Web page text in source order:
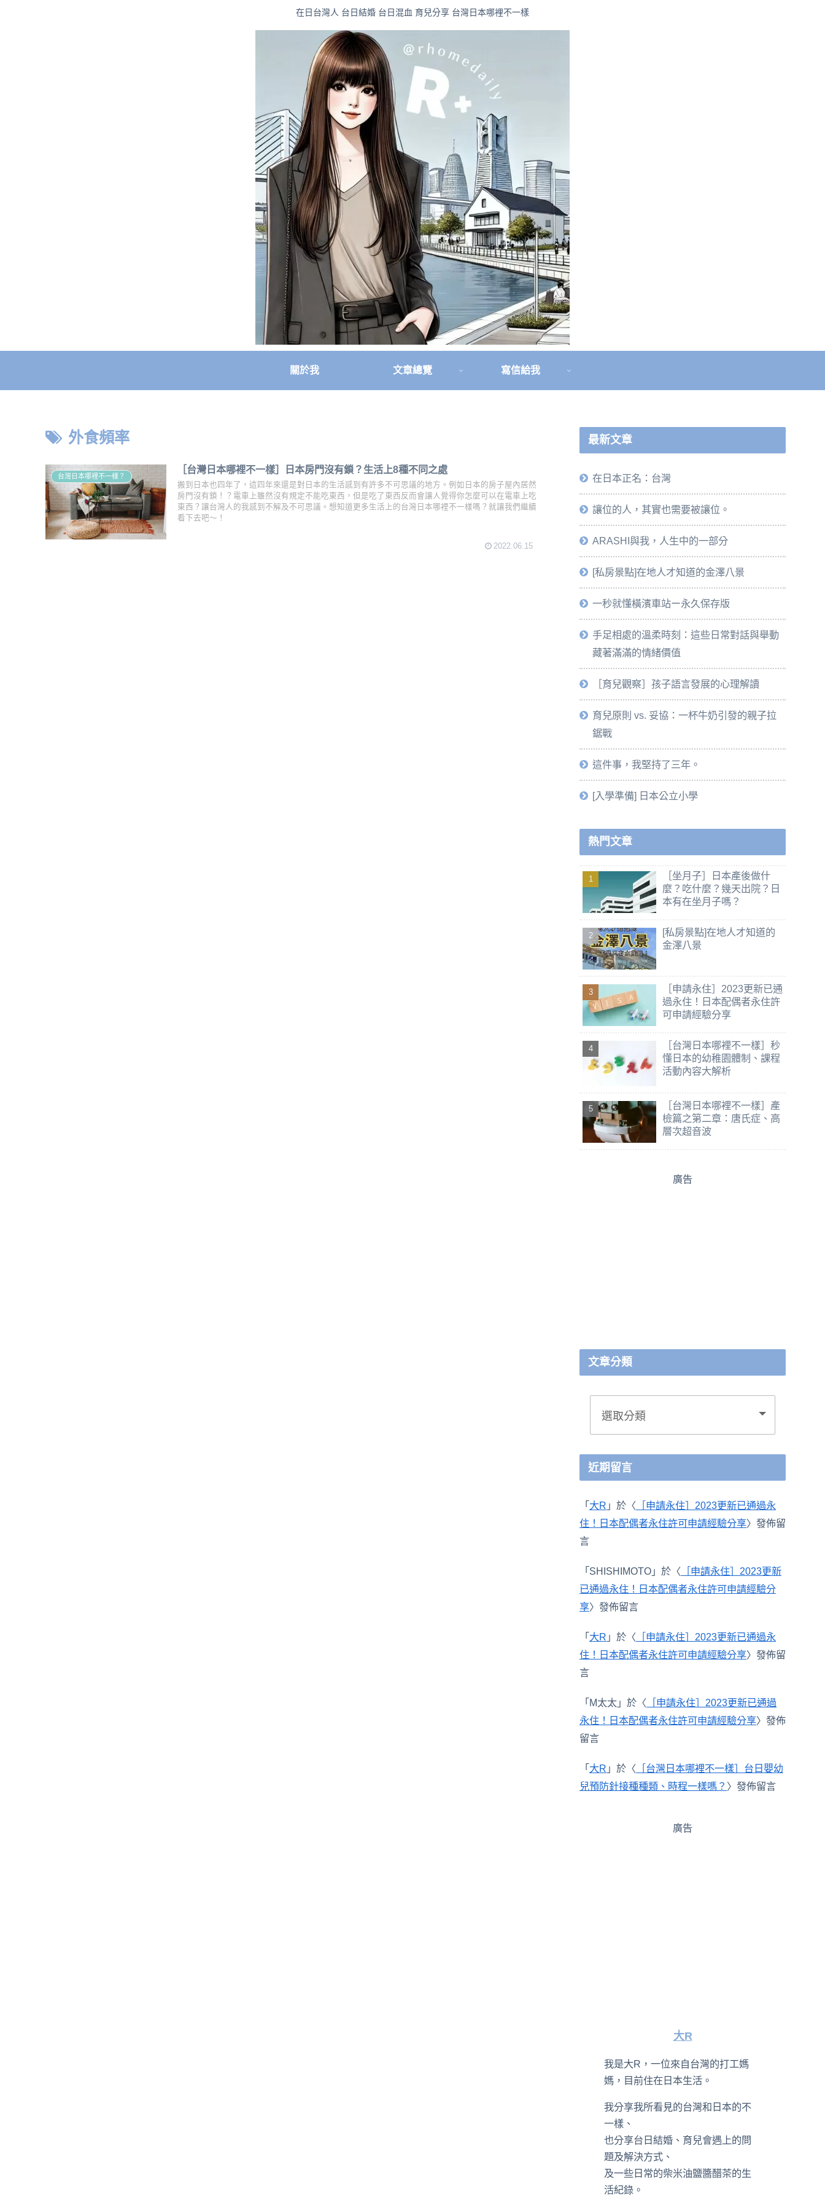
在日台灣人 台日結婚 台日混血 育兒分享 台灣日本哪裡不一樣
關於我 文章總覽 寫信給我
外食頻率
台灣日本哪裡不一樣？
［台灣日本哪裡不一樣］日本房門沒有鎖？生活上8種不同之處
搬到日本也四年了，這四年來還是對日本的生活感到有許多不可思議的地方。例如日本的房子屋內居然
房門沒有鎖！？電車上雖然沒有規定不能吃東西，但是吃了東西反而會讓人覺得你怎麼可以在電車上吃
東西？讓台灣人的我感到不解及不可思議。想知道更多生活上的台灣日本哪裡不一樣嗎？就讓我們繼續
看下去吧～！
2022.06.15
最新文章
在日本正名：台灣
讓位的人，其實也需要被讓位。
ARASHI與我，人生中的一部分
[私房景點]在地人才知道的金澤八景
一秒就懂橫濱車站ー永久保存版
手足相處的溫柔時刻：這些日常對話與舉動
藏著滿滿的情緒價值
［育兒觀察］孩子語言發展的心理解讀
育兒原則 vs. 妥協：一杯牛奶引發的親子拉
鋸戰
這件事，我堅持了三年。
[入學準備] 日本公立小學
熱門文章
［坐月子］日本產後做什
麼？吃什麼？幾天出院？日
本有在坐月子嗎？
[私房景點]在地人才知道的
金澤八景
［申請永住］2023更新已通
過永住！日本配偶者永住許
可申請經驗分享
［台灣日本哪裡不一樣］秒
懂日本的幼稚園體制、課程
活動內容大解析
［台灣日本哪裡不一樣］產
檢篇之第二章：唐氏症、高
層次超音波
廣告
文章分類
近期留言
「 大R 」於〈 ［申請永住］2023更新已通過永
住！日本配偶者永住許可申請經驗分享〉發佈留
言
「 SHISHIMOTO 」於〈 ［申請永住］2023更新
已通過永住！日本配偶者永住許可申請經驗分
享〉發佈留言
「 大R 」於〈 ［申請永住］2023更新已通過永
住！日本配偶者永住許可申請經驗分享〉發佈留
言
「 M太太 」於〈 ［申請永住］2023更新已通過
永住！日本配偶者永住許可申請經驗分享〉發佈
留言
「 大R 」於〈 ［台灣日本哪裡不一樣］台日嬰幼
兒預防針接種種類、時程一樣嗎？ 〉發佈留言
廣告
大R
我是大R，一位來自台灣的打工媽
媽，目前住在日本生活。
我分享我所看見的台灣和日本的不
一樣、
也分享台日結婚、育兒會遇上的問
題及解決方式、
及一些日常的柴米油鹽醬醋茶的生
活紀錄。